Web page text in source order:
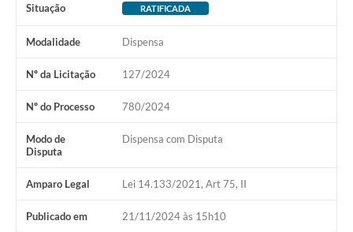
Situação RATIFICADA
Modalidade Dispensa
Nº da Licitação 127/2024
Nº do Processo 780/2024
Modo de
Disputa
Dispensa com Disputa
Amparo Legal Lei 14.133/2021, Art 75, II
Publicado em 21/11/2024 às 15h10